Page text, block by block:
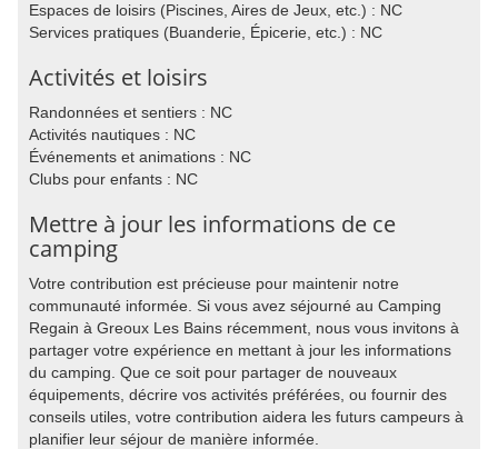
Espaces de loisirs (Piscines, Aires de Jeux, etc.) : NC
Services pratiques (Buanderie, Épicerie, etc.) : NC
Activités et loisirs
Randonnées et sentiers : NC
Activités nautiques : NC
Événements et animations : NC
Clubs pour enfants : NC
Mettre à jour les informations de ce
camping
Votre contribution est précieuse pour maintenir notre
communauté informée. Si vous avez séjourné au Camping
Regain à Greoux Les Bains récemment, nous vous invitons à
partager votre expérience en mettant à jour les informations
du camping. Que ce soit pour partager de nouveaux
équipements, décrire vos activités préférées, ou fournir des
conseils utiles, votre contribution aidera les futurs campeurs à
planifier leur séjour de manière informée.